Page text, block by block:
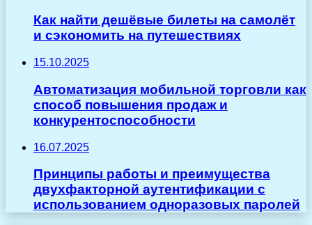
Как найти дешёвые билеты на самолёт
и сэкономить на путешествиях
15.10.2025
Автоматизация мобильной торговли как
способ повышения продаж и
конкурентоспособности
16.07.2025
Принципы работы и преимущества
двухфакторной аутентификации с
использованием одноразовых паролей